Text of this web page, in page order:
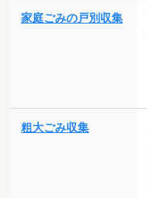
家庭ごみの戸別収集
粗大ごみ収集